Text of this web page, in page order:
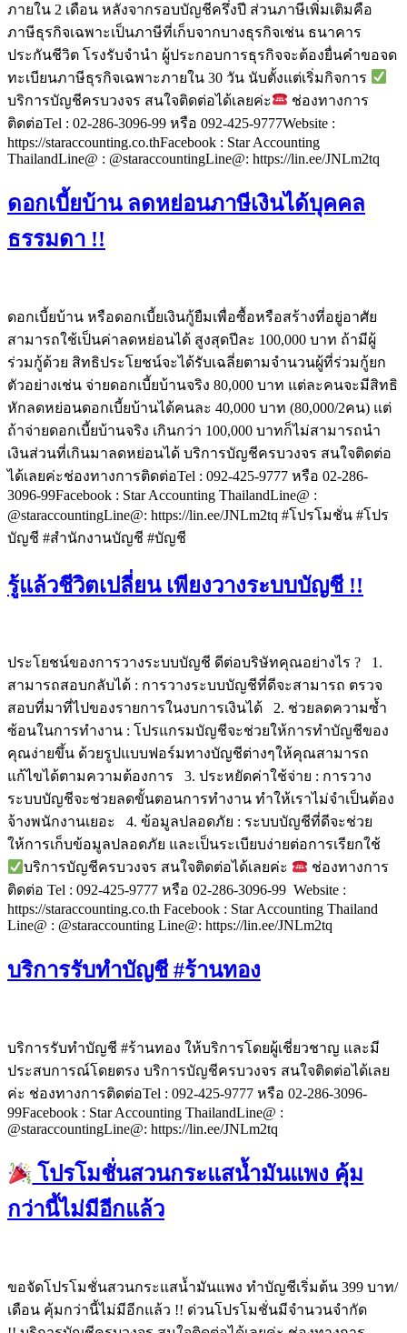
ภายใน 2 เดือน หลังจากรอบบัญชีครึ่งปี ส่วนภาษีเพิ่มเติมคือ
ภาษีธุรกิจเฉพาะเป็นภาษีที่เก็บจากบางธุรกิจเช่น ธนาคาร
ประกันชีวิต โรงรับจำนำ ผู้ประกอบการธุรกิจจะต้องยื่นคำขอจด
ทะเบียนภาษีธุรกิจเฉพาะภายใน 30 วัน นับตั้งแต่เริ่มกิจการ
บริการบัญชีครบวงจร สนใจติดต่อได้เลยค่ะ
ช่องทางการ
ติดต่อTel : 02-286-3096-99 หรือ 092-425-9777Website :
https://staraccounting.co.thFacebook : Star Accounting
ThailandLine@ : @staraccountingLine@: https://lin.ee/JNLm2tq
ดอกเบี้ยบ้าน ลดหย่อนภาษีเงินได้บุคคล
ธรรมดา !!
ดอกเบี้ยบ้าน หรือดอกเบี้ยเงินกู้ยืมเพื่อซื้อหรือสร้างที่อยู่อาศัย
สามารถใช้เป็นค่าลดหย่อนได้ สูงสุดปีละ 100,000 บาท ถ้ามีผู้
ร่วมกู้ด้วย สิทธิประโยชน์จะได้รับเฉลี่ยตามจํานวนผู้ที่ร่วมกู้ยก
ตัวอย่างเช่น จ่ายดอกเบี้ยบ้านจริง 80,000 บาท แต่ละคนจะมีสิทธิ
หักลดหย่อนดอกเบี้ยบ้านได้คนละ 40,000 บาท (80,000/2คน) แต่
ถ้าจ่ายดอกเบี้ยบ้านจริง เกินกว่า 100,000 บาทก็ไม่สามารถนํา
เงินส่วนที่เกินมาลดหย่อนได้ บริการบัญชีครบวงจร สนใจติดต่อ
ได้เลยค่ะช่องทางการติดต่อTel : 092-425-9777 หรือ 02-286-
3096-99Facebook : Star Accounting ThailandLine@ :
@staraccountingLine@: https://lin.ee/JNLm2tq #โปรโมชั่น #โปร
บัญชี #สํานักงานบัญชี #บัญชี
รู้แล้วชีวิตเปลี่ยน เพียงวางระบบบัญชี !!
ประโยชน์ของการวางระบบบัญชี ดีต่อบริษัทคุณอย่างไร ? 1.
สามารถสอบกลับได้ : การวางระบบบัญชีที่ดีจะสามารถ ตรวจ
สอบที่มาที่ไปของรายการในงบการเงินได้ 2. ช่วยลดความซํ้า
ซ้อนในการทำงาน : โปรแกรมบัญชีจะช่วยให้การทำบัญชีของ
คุณง่ายขึ้น ด้วยรูปแบบฟอร์มทางบัญชีต่างๆให้คุณสามารถ
แก้ไขได้ตามความต้องการ 3. ประหยัดค่าใช้จ่าย : การวาง
ระบบบัญชีจะช่วยลดขั้นตอนการทำงาน ทำให้เราไม่จำเป็นต้อง
จ้างพนักงานเยอะ 4. ข้อมูลปลอดภัย : ระบบบัญชีที่ดีจะช่วย
ให้การเก็บข้อมูลปลอดภัย และเป็นระเบียบง่ายต่อการเรียกใช้
บริการบัญชีครบวงจร สนใจติดต่อได้เลยค่ะ
ช่องทางการ
ติดต่อ Tel : 092-425-9777 หรือ 02-286-3096-99 Website :
https://staraccounting.co.th Facebook : Star Accounting Thailand
Line@ : @staraccounting Line@: https://lin.ee/JNLm2tq
บริการรับทำบัญชี #ร้านทอง
บริการรับทำบัญชี #ร้านทอง ให้บริการโดยผู้เชี่ยวชาญ และมี
ประสบการณ์โดยตรง บริการบัญชีครบวงจร สนใจติดต่อได้เลย
ค่ะ ช่องทางการติดต่อTel : 092-425-9777 หรือ 02-286-3096-
99Facebook : Star Accounting ThailandLine@ :
@staraccountingLine@: https://lin.ee/JNLm2tq
โปรโมชั่นสวนกระแสนํ้ามันแพง คุ้ม
กว่านี้ไม่มีอีกแล้ว
ขอจัดโปรโมชั่นสวนกระแสนํ้ามันแพง ทำบัญชีเริ่มต้น 399 บาท/
เดือน คุ้มกว่านี้ไม่มีอีกแล้ว !! ด่วนโปรโมชั่นมีจำนวนจำกัด